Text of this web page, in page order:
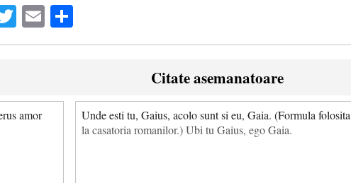
Twitter
Email
Citate asemanatoare
amor
Unde esti tu, Gaius, acolo sunt si eu, Gaia. (Formula folosita
la casatoria romanilor.) Ubi tu Gaius, ego Gaia.